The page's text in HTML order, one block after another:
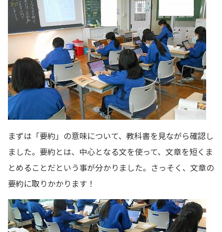
まずは「要約」の意味について、教科書を見ながら確認し
ました。要約とは、中心となる文を使って、文章を短くま
とめることだという事が分かりました。さっそく、文章の
要約に取りかかります！